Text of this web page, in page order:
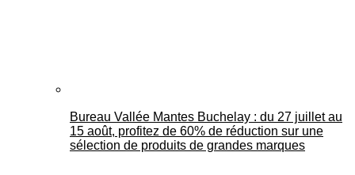
Bureau Vallée Mantes Buchelay : du 27 juillet au
15 août, profitez de 60% de réduction sur une
sélection de produits de grandes marques